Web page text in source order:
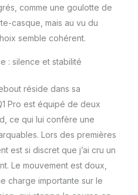
Digne de
confiance : SANODESK
est une marque de
de bureau qui
qualité-prix, et
la gamme de produits
milieu et de haut de
de SANO.
SANODESK est
disponible dans un large
de couleurs et
tailles pour répondre
vos préférences
et sa
comme une goulotte de
casque, mais au vu du
semble cohérent.
: silence et stabilité
réside dans sa
Pro est équipé de deux
ce qui lui confère une
Lors des premières
est si discret que j’ai cru un
Le mouvement est doux,
charge importante sur le